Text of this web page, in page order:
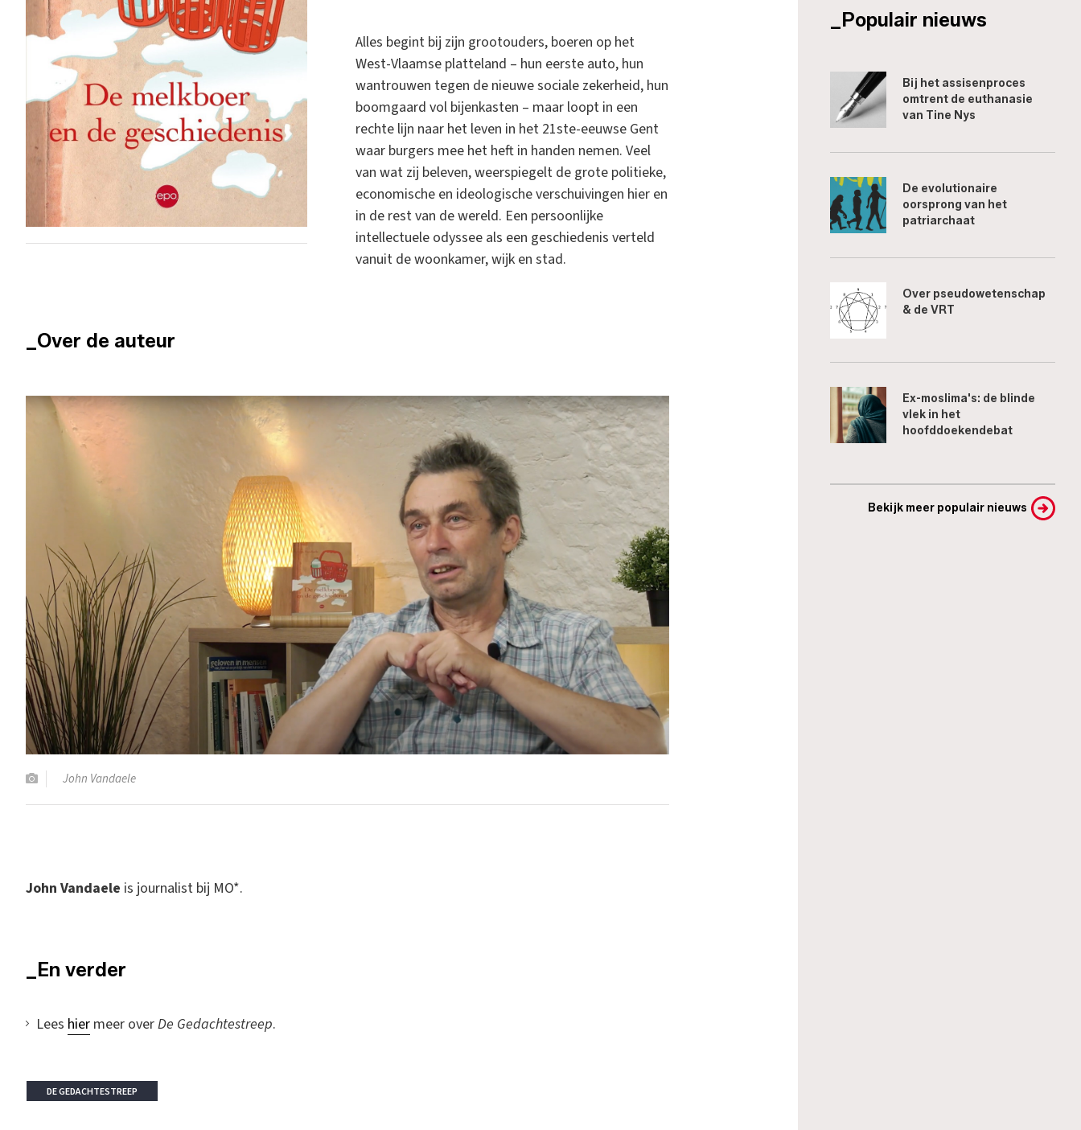
Alles begint bij zijn grootouders, boeren op het
West-Vlaamse platteland – hun eerste auto, hun
wantrouwen tegen de nieuwe sociale zekerheid, hun
boomgaard vol bijenkasten – maar loopt in een
rechte lijn naar het leven in het 21ste-eeuwse Gent
waar burgers mee het heft in handen nemen. Veel
van wat zij beleven, weerspiegelt de grote politieke,
economische en ideologische verschuivingen hier en
in de rest van de wereld. Een persoonlijke
intellectuele odyssee als een geschiedenis verteld
vanuit de woonkamer, wijk en stad.
_Over de auteur
John Vandaele
John Vandaele is journalist bij MO*.
_En verder
Lees hier meer overDe Gedachtestreep.
DE GEDACHTESTREEP
_Populair nieuws
Bij het assisenproces
omtrent de euthanasie
van Tine Nys
De evolutionaire
oorsprong van het
patriarchaat
Over pseudowetenschap
& de VRT
Ex-moslima's: de blinde
vlek in het
hoofddoekendebat
Bekijk meer populair nieuws